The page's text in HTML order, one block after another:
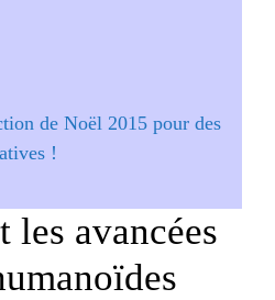
de Noël 2015 pour des
!
les avancées